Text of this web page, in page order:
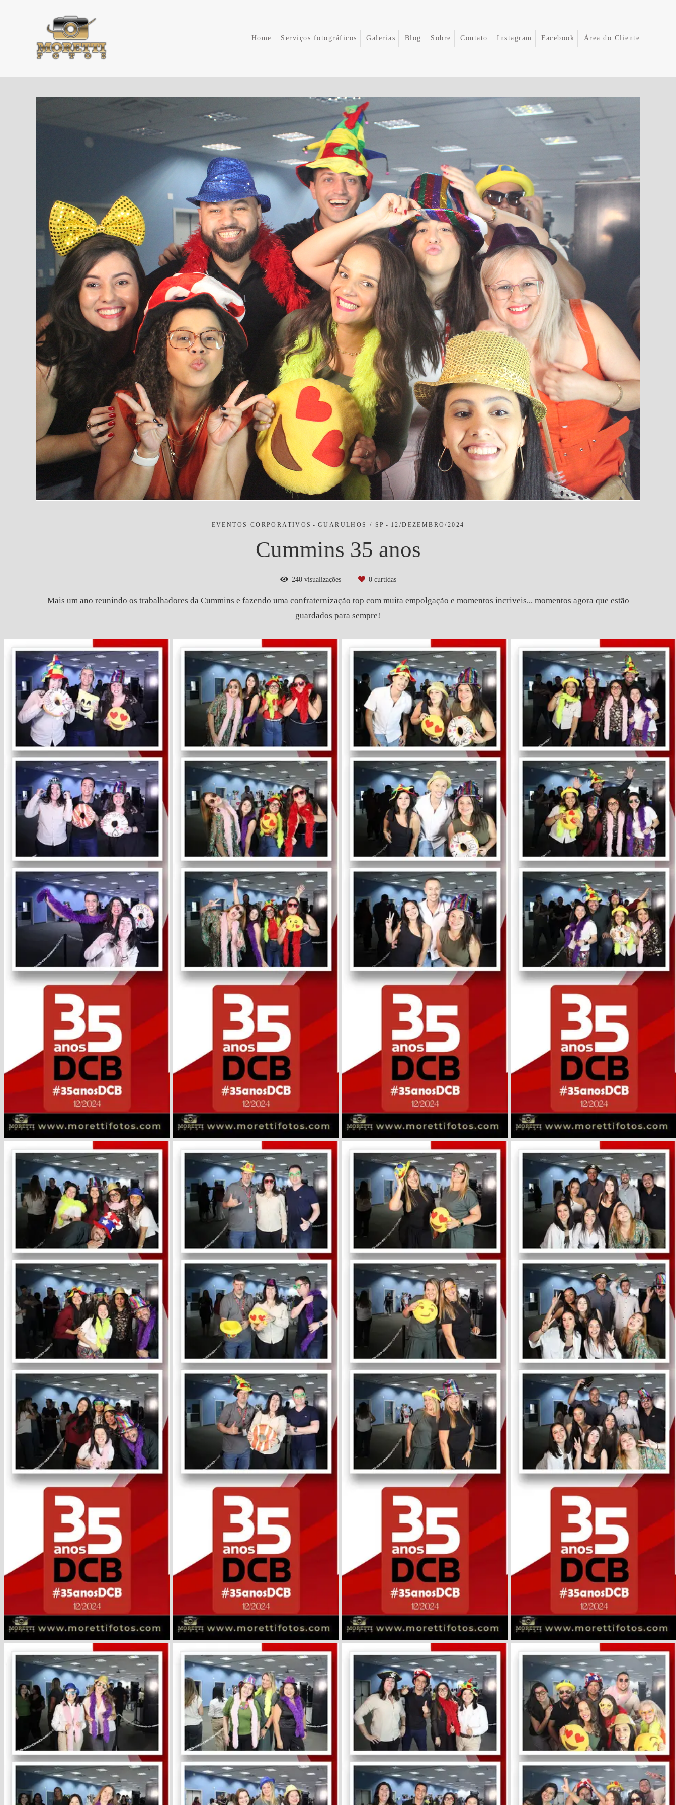
Home Serviços fotográficos Galerias Blog Sobre Contato Instagram Facebook Área do Cliente
EVENTOS CORPORATIVOS GUARULHOS / SP 12/DEZEMBRO/2024
Cummins 35 anos
240visualizações 0curtidas
Mais um ano reunindo os trabalhadores da Cummins e fazendo uma confraternização top com muita empolgação e momentos incriveis... momentos agora que estão
guardados para sempre!